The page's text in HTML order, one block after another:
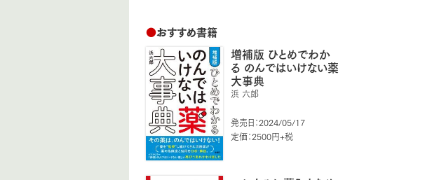
●おすすめ書籍
増補版 ひとめでわか
る のんではいけない薬
大事典
浜 六郎
発売日：2024/05/17
定価：2500円+税